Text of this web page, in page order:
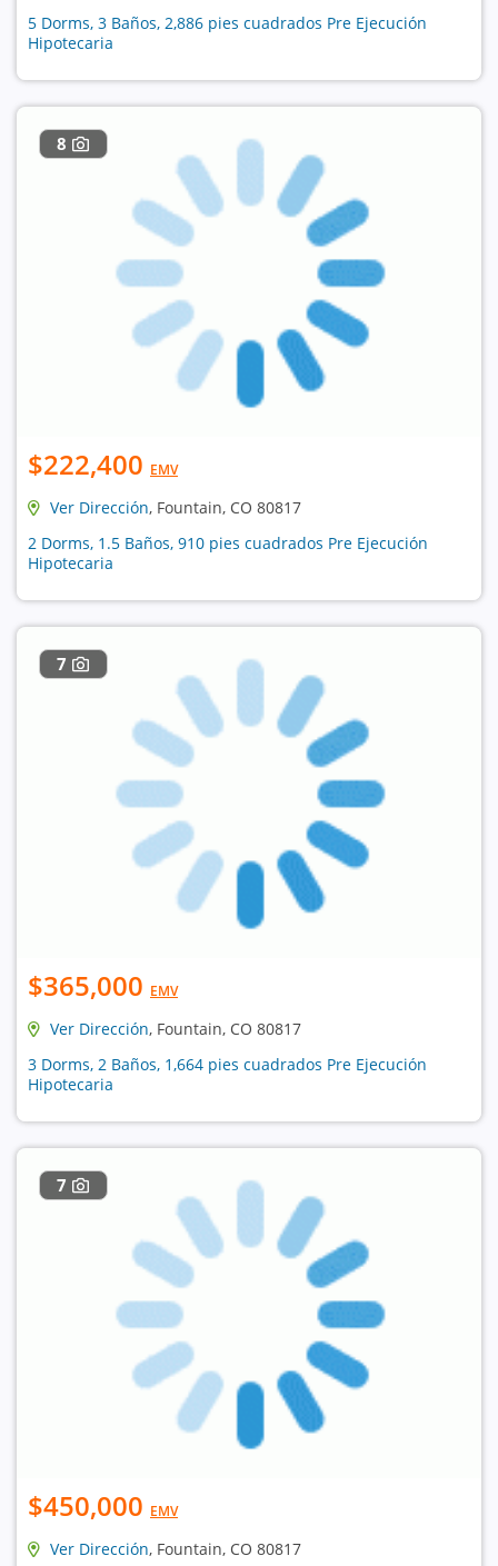
5 Dorms, 3 Baños, 2,886 pies cuadrados Pre Ejecución
Hipotecaria
8
$222,400 EMV
Ver Dirección, Fountain, CO 80817
2 Dorms, 1.5 Baños, 910 pies cuadrados Pre Ejecución
Hipotecaria
7
$365,000 EMV
Ver Dirección, Fountain, CO 80817
3 Dorms, 2 Baños, 1,664 pies cuadrados Pre Ejecución
Hipotecaria
7
$450,000 EMV
Ver Dirección, Fountain, CO 80817